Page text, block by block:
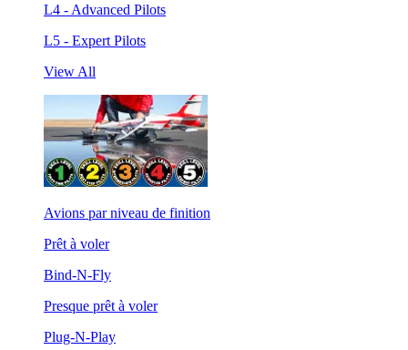
L4 - Advanced Pilots
L5 - Expert Pilots
View All
Avions par niveau de finition
Prêt à voler
Bind-N-Fly
Presque prêt à voler
Plug-N-Play